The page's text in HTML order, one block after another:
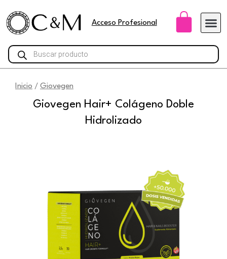
contenido
Acceso Profesional
Búsqueda
de
productos
Inicio / Giovegen
Giovegen Hair+ Colágeno Doble
Hidrolizado